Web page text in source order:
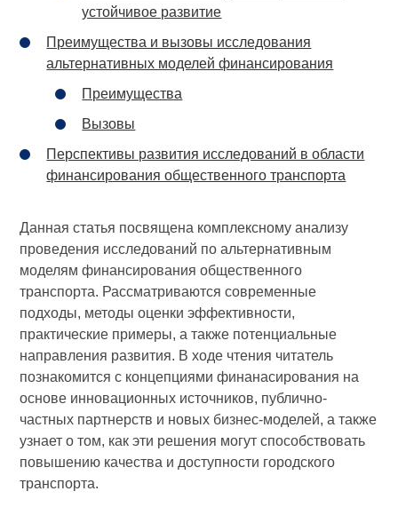
устойчивое развитие
Преимущества и вызовы исследования
альтернативных моделей финансирования
Преимущества
Вызовы
Перспективы развития исследований в области
финансирования общественного транспорта
Данная статья посвящена комплексному анализу
проведения исследований по альтернативным
моделям финансирования общественного
транспорта. Рассматриваются современные
подходы, методы оценки эффективности,
практические примеры, а также потенциальные
направления развития. В ходе чтения читатель
познакомится с концепциями финанасирования на
основе инновационных источников, публично-
частных партнерств и новых бизнес-моделей, а также
узнает о том, как эти решения могут способствовать
повышению качества и доступности городского
транспорта.